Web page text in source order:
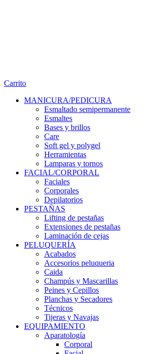
Carrito
MANICURA/PEDICURA
Esmaltado semipermanente
Esmaltes
Bases y brillos
Care
Soft gel y polygel
Herramientas
Lamparas y tornos
FACIAL/CORPORAL
Faciales
Corporales
Depilatorios
PESTAÑAS
Lifting de pestañas
Extensiones de pestañas
Laminación de cejas
PELUQUERÍA
Acabados
Accesorios peluqueria
Caida
Champús y Mascarillas
Peines y Cepillos
Planchas y Secadores
Técnicos
Tijeras y Navajas
EQUIPAMIENTO
Aparatología
Corporal